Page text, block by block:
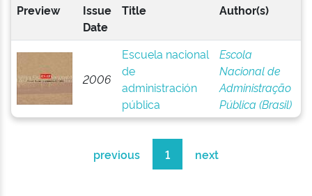
Preview
Issue
Date
Title Author(s)
2006
Escuela nacional
de
administración
pública
Escola
Nacional de
Administração
Pública (Brasil)
previous 1 next